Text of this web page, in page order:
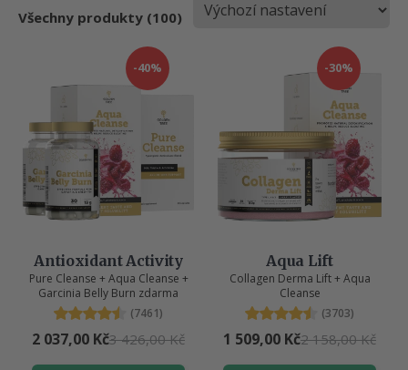
Všechny produkty (100)
-40%
Antioxidant Activity
Pure Cleanse + Aqua Cleanse +
Garcinia Belly Burn zdarma
(7461)
2 037,00 Kč3 426,00 Kč
-30%
Aqua Lift
Collagen Derma Lift + Aqua
Cleanse
(3703)
1 509,00 Kč2 158,00 Kč